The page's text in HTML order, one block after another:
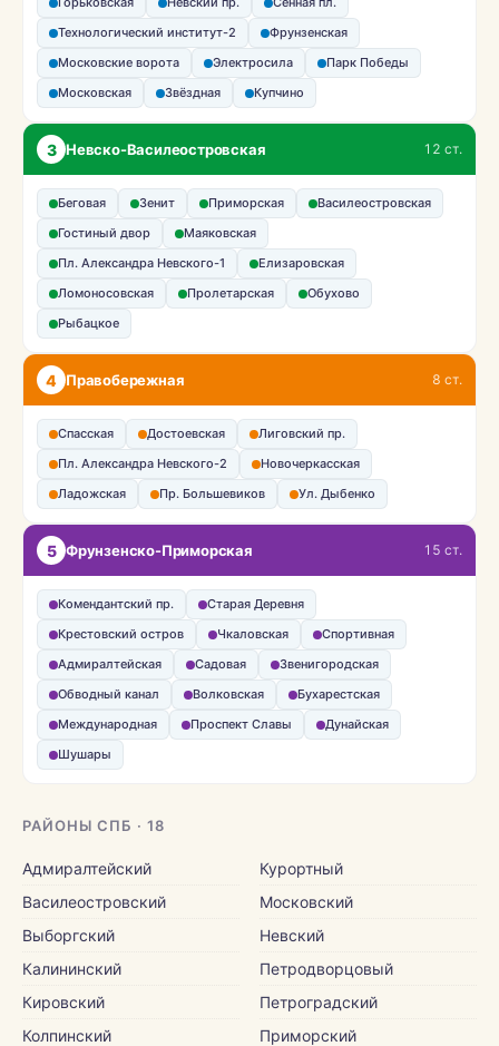
Технологический институт-2
Фрунзенская
Московские ворота
Электросила
Парк Победы
Московская
Звёздная Купчино
3 Невско-Василеостровская 12 ст.
Беговая Зенит Приморская
Василеостровская
Гостиный двор
Маяковская
Пл. Александра Невского-1
Елизаровская
Ломоносовская
Пролетарская
Обухово
Рыбацкое
4 Правобережная 8 ст.
Спасская Достоевская
Лиговский пр.
Пл. Александра Невского-2
Новочеркасская
Ладожская
Пр. Большевиков Ул. Дыбенко
5 Фрунзенско-Приморская 15 ст.
Комендантский пр.
Старая Деревня
Крестовский остров
Чкаловская
Спортивная
Адмиралтейская
Садовая
Звенигородская
Обводный канал
Волковская
Бухарестская
Международная
Проспект Славы
Дунайская
Шушары
РАЙОНЫ СПБ · 18
Адмиралтейский
Василеостровский
Выборгский
Калининский
Кировский
Колпинский
Курортный
Московский
Невский
Петродворцовый
Петроградский
Приморский